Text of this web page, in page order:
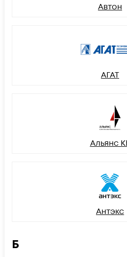
Автон
АГАТ
Альянс
Антэкс
Б